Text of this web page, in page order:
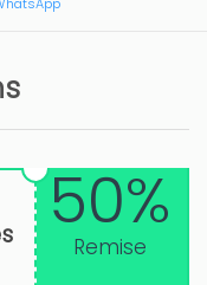
50%
Remise